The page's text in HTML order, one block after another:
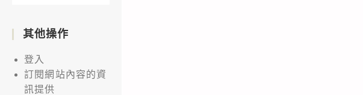
其他操作
登入
訂閱網站內容的資
訊提供